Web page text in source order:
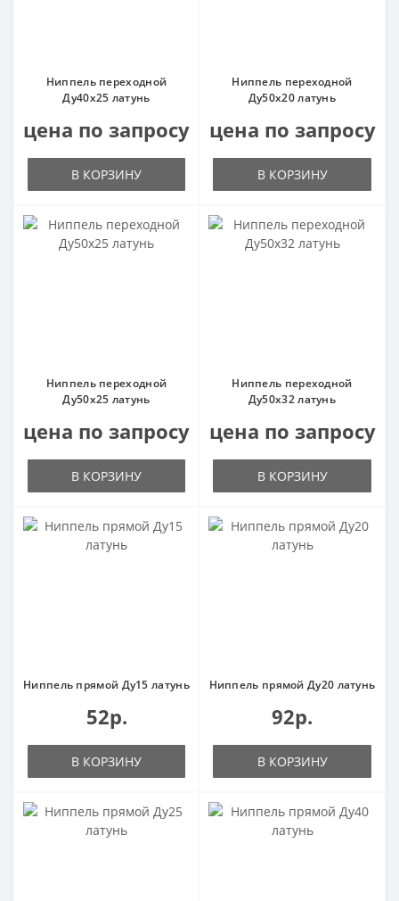
Ниппель переходной
Ду40х25 латунь
цена по запросу
В КОРЗИНУ
Ниппель переходной
Ду50х20 латунь
цена по запросу
В КОРЗИНУ
Ниппель переходной
Ду50х25 латунь
цена по запросу
В КОРЗИНУ
Ниппель переходной
Ду50х32 латунь
цена по запросу
В КОРЗИНУ
Ниппель прямой Ду15 латунь
52р.
В КОРЗИНУ
Ниппель прямой Ду20 латунь
92р.
В КОРЗИНУ